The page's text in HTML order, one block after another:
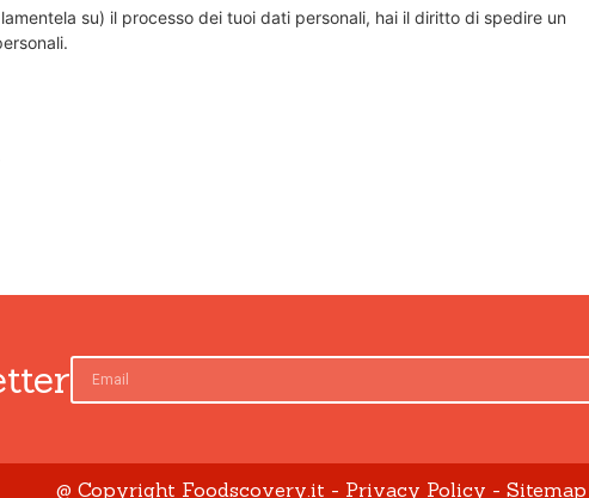
su) il processo dei tuoi dati personali, hai il diritto di spedire un
@ Copyright Foodscovery.it - Privacy Policy - Sitemap